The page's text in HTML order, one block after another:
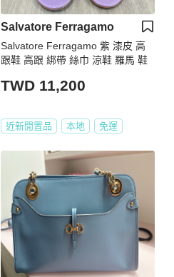
Salvatore Ferragamo
Salvatore Ferragamo 紫 漆皮 高
跟鞋 高跟 綁帶 絲巾 涼鞋 羅馬 鞋
TWD 11,200
近新閒置品 本地 免運